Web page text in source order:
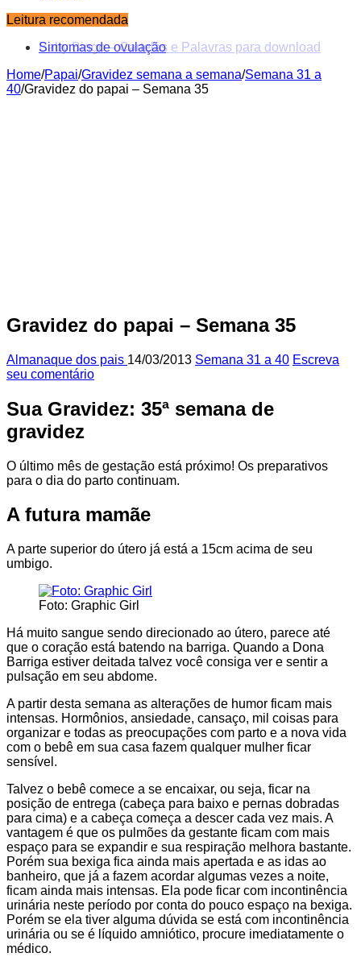
Leitura recomendada
Baby Bingo – Cartelas e Palavras para download
Home/Papai/Gravidez semana a semana/Semana 31 a
40/Gravidez do papai – Semana 35
Gravidez do papai – Semana 35
Almanaque dos pais 14/03/2013 Semana 31 a 40 Escreva
seu comentário
Sua Gravidez: 35ª semana de
gravidez
O último mês de gestação está próximo! Os preparativos
para o dia do parto continuam.
A futura mamãe
A parte superior do útero já está a 15cm acima de seu
umbigo.
Foto: Graphic Girl
Há muito sangue sendo direcionado ao útero, parece até
que o coração está batendo na barriga. Quando a Dona
Barriga estiver deitada talvez você consiga ver e sentir a
pulsação em seu abdome.
A partir desta semana as alterações de humor ficam mais
intensas. Hormônios, ansiedade, cansaço, mil coisas para
organizar e todas as preocupações com parto e a nova vida
com o bebê em sua casa fazem qualquer mulher ficar
sensível.
Talvez o bebê comece a se encaixar, ou seja, ficar na
posição de entrega (cabeça para baixo e pernas dobradas
para cima) e a cabeça começa a descer cada vez mais. A
vantagem é que os pulmões da gestante ficam com mais
espaço para se expandir e sua respiração melhora bastante.
Porém sua bexiga fica ainda mais apertada e as idas ao
banheiro, que já a fazem acordar algumas vezes a noite,
ficam ainda mais intensas. Ela pode ficar com incontinência
urinária neste período por conta do pouco espaço na bexiga.
Porém se ela tiver alguma dúvida se está com incontinência
urinária ou se é líquido amniótico, procure imediatamente o
médico.